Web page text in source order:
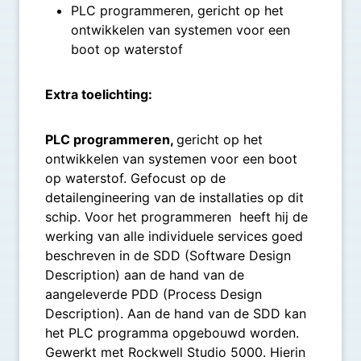
PLC programmeren, gericht op het
ontwikkelen van systemen voor een
boot op waterstof
Extra toelichting:
PLC programmeren, gericht op het
ontwikkelen van systemen voor een boot
op waterstof. Gefocust op de
detailengineering van de installaties op dit
schip. Voor het programmeren heeft hij de
werking van alle individuele services goed
beschreven in de SDD (Software Design
Description) aan de hand van de
aangeleverde PDD (Process Design
Description). Aan de hand van de SDD kan
het PLC programma opgebouwd worden.
Gewerkt met Rockwell Studio 5000. Hierin